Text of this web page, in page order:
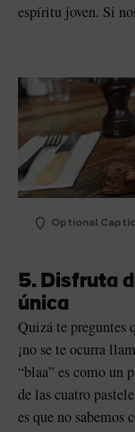
espíritu joven. Si
Optional
5. Disfruta
única
Quizá te preguntes
¡no se te ocurra
“blaa” es como un
de las cuatro
es que no sabemos